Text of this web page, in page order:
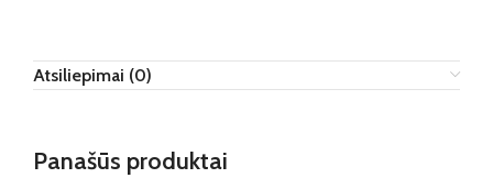
Atsiliepimai (0)
Panašūs produktai